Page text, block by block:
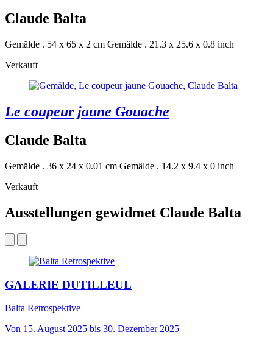
Claude Balta
Gemälde . 54 x 65 x 2 cm Gemälde . 21.3 x 25.6 x 0.8 inch
Verkauft
Le coupeur jaune Gouache
Claude Balta
Gemälde . 36 x 24 x 0.01 cm Gemälde . 14.2 x 9.4 x 0 inch
Verkauft
Ausstellungen gewidmet Claude Balta
GALERIE DUTILLEUL
Balta Retrospektive
Von 15. August 2025 bis 30. Dezember 2025